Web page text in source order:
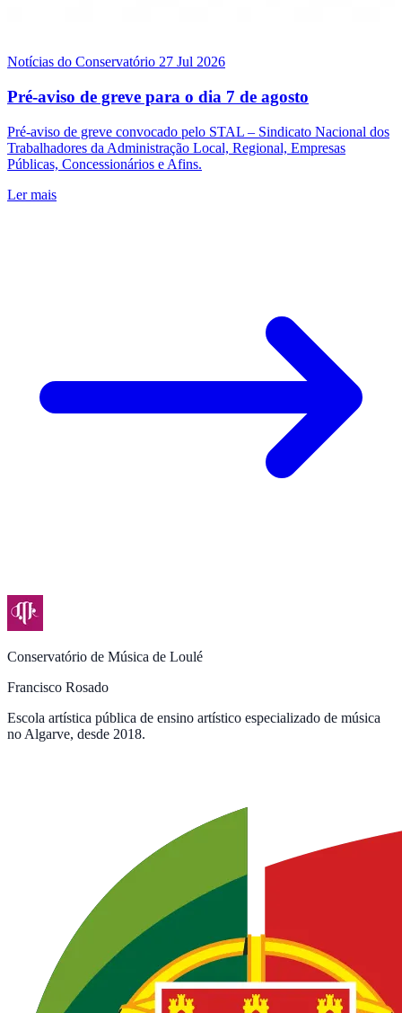
Notícias do Conservatório 27 Jul 2026
Pré-aviso de greve para o dia 7 de agosto
Pré-aviso de greve convocado pelo STAL – Sindicato Nacional dos
Trabalhadores da Administração Local, Regional, Empresas
Públicas, Concessionários e Afins.
Ler mais
Conservatório de Música de Loulé
Francisco Rosado
Escola artística pública de ensino artístico especializado de música
no Algarve, desde 2018.